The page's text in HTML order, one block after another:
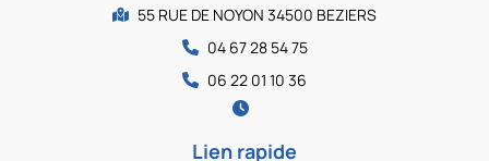
55 RUE DE NOYON 34500 BEZIERS
04 67 28 54 75
06 22 01 10 36
Lien rapide